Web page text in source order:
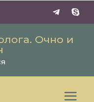
Очно и